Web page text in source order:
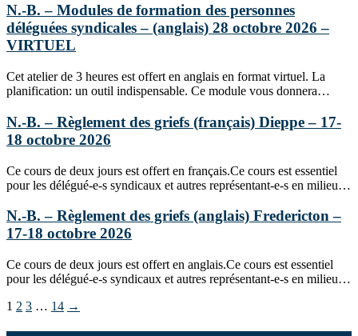
N.-B. – Modules de formation des personnes
déléguées syndicales – (anglais) 28 octobre 2026 –
VIRTUEL
Cet atelier de 3 heures est offert en anglais en format virtuel. La
planification: un outil indispensable. Ce module vous donnera…
N.-B. – Règlement des griefs (français) Dieppe – 17-
18 octobre 2026
Ce cours de deux jours est offert en français.Ce cours est essentiel
pour les délégué-e-s syndicaux et autres représentant-e-s en milieu…
N.-B. – Règlement des griefs (anglais) Fredericton –
17-18 octobre 2026
Ce cours de deux jours est offert en anglais.Ce cours est essentiel
pour les délégué-e-s syndicaux et autres représentant-e-s en milieu…
1 2 3 … 14 →